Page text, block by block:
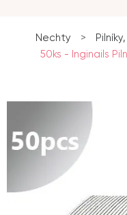
Nechty >
50ks - Inginails